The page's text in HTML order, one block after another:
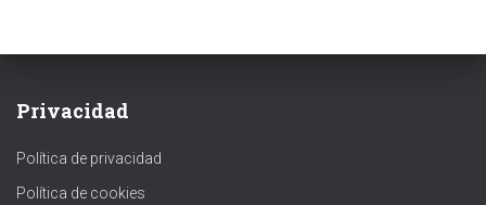
Privacidad
Política de privacidad
Política de cookies